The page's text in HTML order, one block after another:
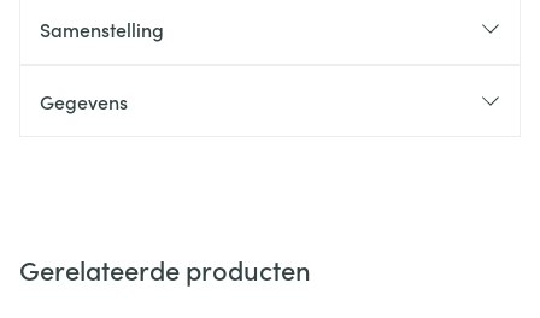
Samenstelling
Gegevens
Gerelateerde producten